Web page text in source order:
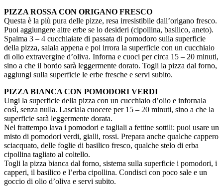
PIZZA ROSSA CON ORIGANO FRESCO
Questa è la più pura delle pizze, resa irresistibile dall’origano fresco.
Puoi aggiungere altre erbe se lo desideri (cipollina, basilico, aneto).
Spalma 3 – 4 cucchiaiate di passata di pomodoro sulla superficie
della pizza, salala appena e poi irrora la superficie con un cucchiaio
di olio extravergine d’oliva. Inforna e cuoci per circa 15 – 20 minuti,
sino a che il bordo sarà leggermente dorato. Togli la pizza dal forno,
aggiungi sulla superficie le erbe fresche e servi subito.
PIZZA BIANCA CON POMODORI VERDI
Ungi la superficie della pizza con un cucchiaio d’olio e infornala
così, senza nulla. Lasciala cuocere per 15 – 20 minuti, sino a che la
superficie sarà leggermente dorata.
Nel frattempo lava i pomodori e tagliali a fettine sottili: puoi usare un
misto di pomodori verdi, gialli, rossi. Prepara anche qualche cappero
sciacquato, delle foglie di basilico fresco, qualche stelo di erba
cipollina tagliato al coltello.
Togli la pizza bianca dal forno, sistema sulla superficie i pomodori, i
capperi, il basilico e l’erba cipollina. Condisci con poco sale e un
goccio di olio d’oliva e servi subito.